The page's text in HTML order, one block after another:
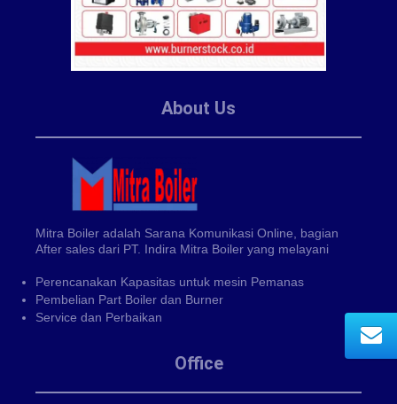
About Us
Mitra Boiler adalah Sarana Komunikasi Online, bagian
After sales dari PT. Indira Mitra Boiler yang melayani
Perencanakan Kapasitas untuk mesin Pemanas
Pembelian Part Boiler dan Burner
Service dan Perbaikan
Office